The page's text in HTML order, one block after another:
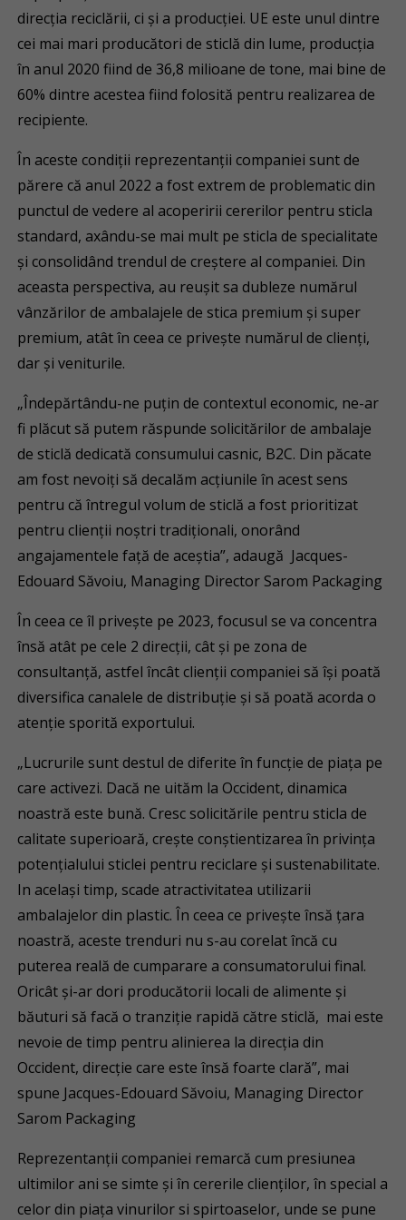
direcţia reciclării, ci şi a producţiei. UE este unul dintre
cei mai mari producători de sticlă din lume, producţia
în anul 2020 fiind de 36,8 milioane de tone, mai bine de
60% dintre acestea fiind folosită pentru realizarea de
recipiente.
În aceste condiţii reprezentanţii companiei sunt de
părere că anul 2022 a fost extrem de problematic din
punctul de vedere al acoperirii cererilor pentru sticla
standard, axându-se mai mult pe sticla de specialitate
și consolidând trendul de creștere al companiei. Din
aceasta perspectiva, au reușit sa dubleze numărul
vânzărilor de ambalajele de stica premium și super
premium, atât în ceea ce privește numărul de clienți,
dar și veniturile.
„Îndepărtându-ne puţin de contextul economic, ne-ar
fi plăcut să putem răspunde solicitărilor de ambalaje
de sticlă dedicată consumului casnic, B2C. Din păcate
am fost nevoiţi să decalăm acţiunile în acest sens
pentru că întregul volum de sticlă a fost prioritizat
pentru clienţii noştri tradiţionali, onorând
angajamentele faţă de aceștia”, adaugă Jacques-
Edouard Săvoiu, Managing Director Sarom Packaging
În ceea ce îl privește pe 2023, focusul se va concentra
însă atât pe cele 2 direcţii, cât şi pe zona de
consultanţă, astfel încât clienţii companiei să îşi poată
diversifica canalele de distribuţie şi să poată acorda o
atenţie sporită exportului.
„Lucrurile sunt destul de diferite în funcţie de piaţa pe
care activezi. Dacă ne uităm la Occident, dinamica
noastră este bună. Cresc solicitările pentru sticla de
calitate superioară, creşte conştientizarea în privinţa
potenţialului sticlei pentru reciclare şi sustenabilitate.
In acelaşi timp, scade atractivitatea utilizarii
ambalajelor din plastic. În ceea ce priveşte însă ţara
noastră, aceste trenduri nu s-au corelat încă cu
puterea reală de cumparare a consumatorului final.
Oricât şi-ar dori producătorii locali de alimente şi
băuturi să facă o tranziţie rapidă către sticlă, mai este
nevoie de timp pentru alinierea la direcţia din
Occident, direcţie care este însă foarte clară”, mai
spune Jacques-Edouard Săvoiu, Managing Director
Sarom Packaging
Reprezentanţii companiei remarcă cum presiunea
ultimilor ani se simte şi în cererile clienţilor, în special a
celor din piaţa vinurilor si spirtoaselor, unde se pune